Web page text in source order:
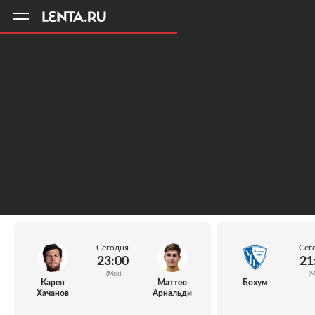
Карен
Хачанов
Сегодня
23:00
(Мск)
Маттео
Арнальди
Бохум